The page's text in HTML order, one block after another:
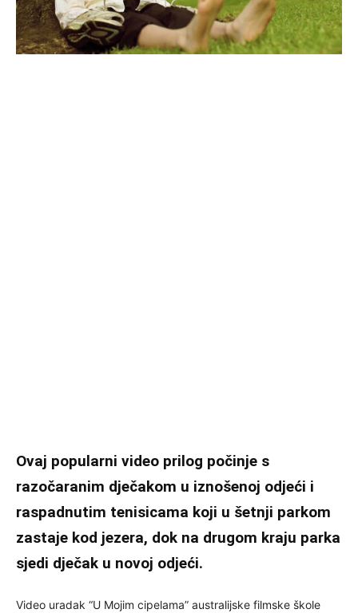
Ovaj popularni video prilog počinje s
razočaranim dječakom u iznošenoj odjeći i
raspadnutim tenisicama koji u šetnji parkom
zastaje kod jezera, dok na drugom kraju parka
sjedi dječak u novoj odjeći.
Video uradak “U Mojim cipelama” australijske filmske škole